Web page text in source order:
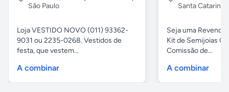
São Paulo
Loja VESTIDO NOVO (011) 93362-
9031 ou 2235-0268. Vestidos de
festa, que vestem...
A combinar
Santa Catarina
Seja uma
Kit de Semijoias
Comissão de...
A combinar